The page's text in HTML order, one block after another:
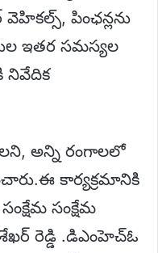
పింఛన్లను
ఇతర సమస్యల
నివేదిక
అన్ని రంగాలలో
కార్యక్రమానికి
సంక్షేమ
రెడ్డి .డిఎంహెచ్ఓ